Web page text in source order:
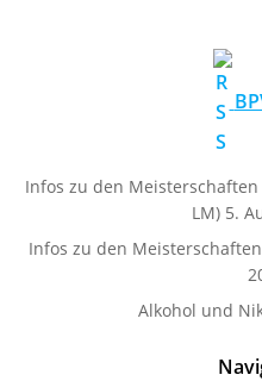
Infos zu den
LM) 5.
Infos zu den
Alkohol und